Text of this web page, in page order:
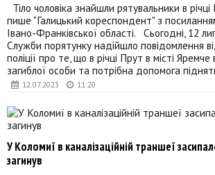
12.07.2023 11:20
Тіло чоловіка знайшли рятувальники в
пише "Галицький кореспондент" з
Івано-Франківської області. Сьогодні, 12
Служби порятунку надійшло повідомлення
поліції про те, що в річці Прут в місті Яремче
загиблої особи та потрібна допомога
У Коломиї в каналізаційній траншеї
загинув